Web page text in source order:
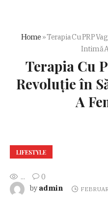
Home »Terapia Cu PRP
Intimă
Terapia Cu
Revoluție în
A
LIFESTYLE
...
0
by admin